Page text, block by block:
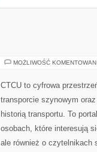
MOŻLIWOŚĆ
CTCU to cyfrowa
transporcie szynowym
historią transportu. To
osobach, które interesują
ale również o czytelnikach